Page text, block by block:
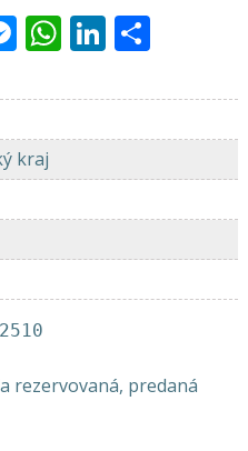
Messenger
WhatsApp
LinkedIn
kraj
rezervovaná, predaná